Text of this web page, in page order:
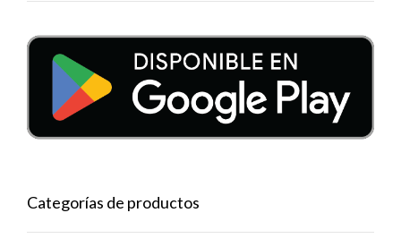
Categorías de productos